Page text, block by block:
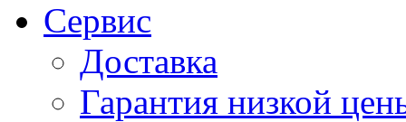
Сервис
Доставка
Гарантия низкой